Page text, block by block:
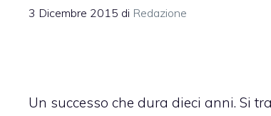
3 Dicembre 2015 di Redazione
Un successo che dura dieci anni. Si